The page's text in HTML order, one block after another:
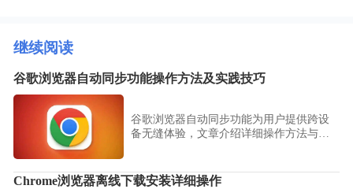
继续阅读
谷歌浏览器自动同步功能操作方法及实践技巧
谷歌浏览器自动同步功能为用户提供跨设
备无缝体验，文章介绍详细操作方法与实
Chrome浏览器离线下载安装详细操作